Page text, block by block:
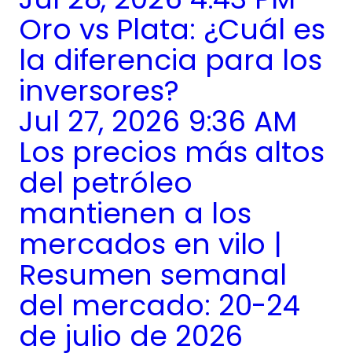
Oro vs Plata: ¿Cuál es
la diferencia para los
inversores?
Jul 27, 2026 9:36 AM
Los precios más altos
del petróleo
mantienen a los
mercados en vilo |
Resumen semanal
del mercado: 20-24
de julio de 2026